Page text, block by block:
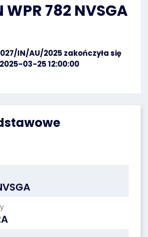
WPR 782 NVSGA
IN/AU/2025 zakończyła się
2025-03-25 12:00:00